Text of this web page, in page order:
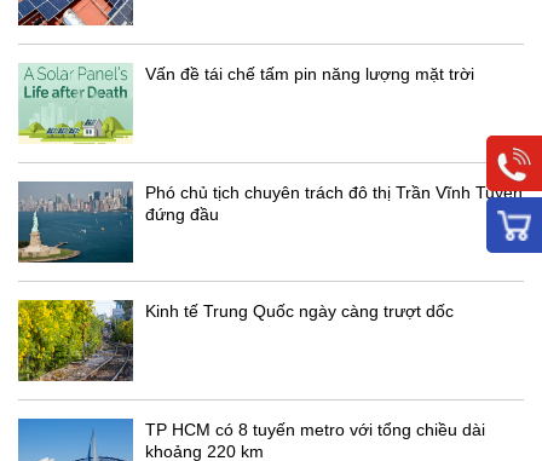
Vấn đề tái chế tấm pin năng lượng mặt trời
Phó chủ tịch chuyên trách đô thị Trần Vĩnh Tuyến
đứng đầu
Kinh tế Trung Quốc ngày càng trượt dốc
TP HCM có 8 tuyến metro với tổng chiều dài
khoảng 220 km